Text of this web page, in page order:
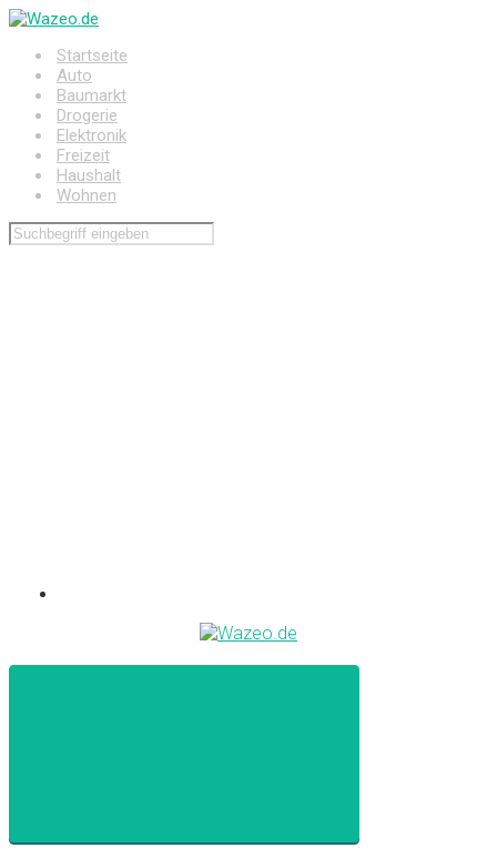
Zum
springenStartseite
Auto
Baumarkt
Drogerie
Elektronik
Freizeit
Haushalt
Wohnen